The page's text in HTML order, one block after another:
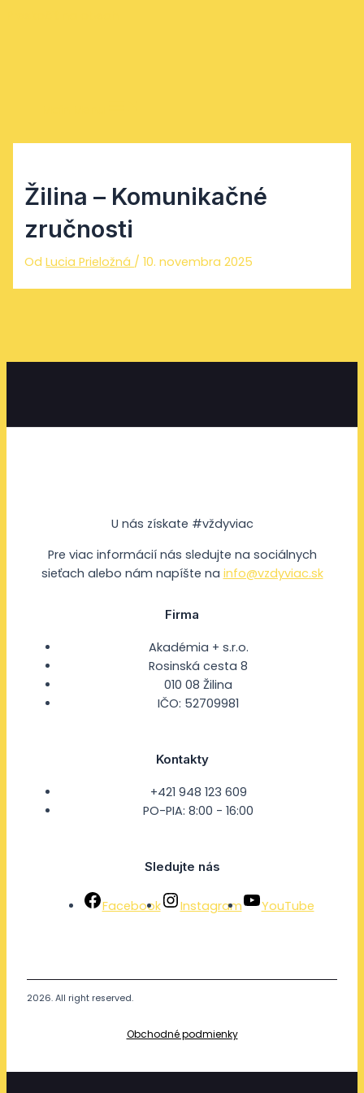
Žilina – Komunikačné
zručnosti
Od Lucia Prieložná /10. novembra 2025
U nás získate #vždyviac
Pre viac informácií nás sledujte na sociálnych
sieťach alebo nám napíšte na info@vzdyviac.sk
Firma
Akadémia + s.r.o.
Rosinská cesta 8
010 08 Žilina
IČO: 52709981
Kontakty
+421 948 123 609
PO-PIA: 8:00 - 16:00
Sledujte nás
Facebook Instagram YouTube
2026. All right reserved.
Obchodné podmienky